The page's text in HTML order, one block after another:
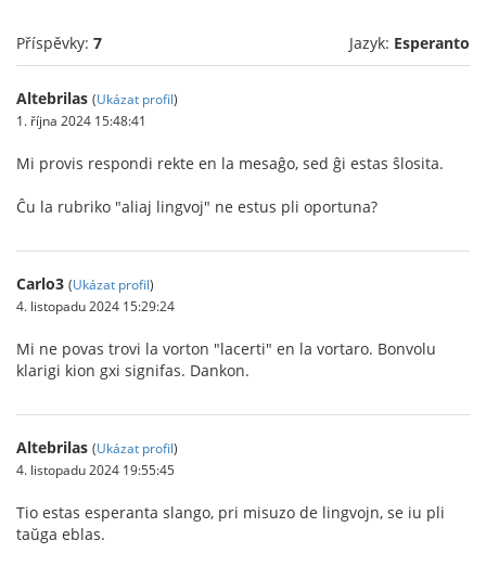
Příspěvky: 7 Jazyk: Esperanto
Altebrilas (Ukázat profil)
1. října 2024 15:48:41
Mi provis respondi rekte en la mesaĝo, sed ĝi estas ŝlosita.
Ĉu la rubriko "aliaj lingvoj" ne estus pli oportuna?
Carlo3 (Ukázat profil)
4. listopadu 2024 15:29:24
Mi ne povas trovi la vorton "lacerti" en la vortaro. Bonvolu
klarigi kion gxi signifas. Dankon.
Altebrilas (Ukázat profil)
4. listopadu 2024 19:55:45
Tio estas esperanta slango, pri misuzo de lingvojn, se iu pli
taŭga eblas.